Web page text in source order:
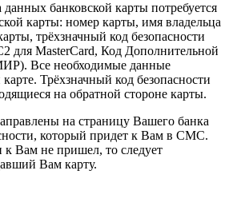
банковской карты потребуется
карты: номер карты, имя владельца
трёхзначный код безопасности
для MasterCard, Код Дополнительной
Все необходимые данные
Трёхзначный код безопасности
на обратной стороне карты.
на страницу Вашего банка
который придет к Вам в СМС.
к Вам не пришел, то следует
Вам карту.